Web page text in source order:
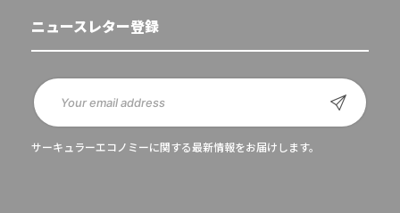
ニュースレター登録
サーキュラーエコノミーに関する最新情報をお届けします。